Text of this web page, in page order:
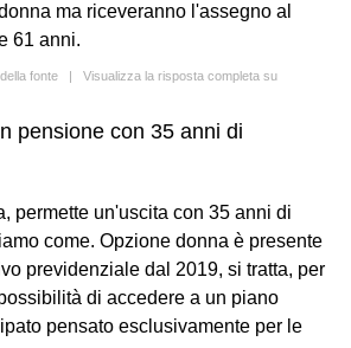
ma riceveranno l'assegno al
61 anni.
fonte | Visualizza la risposta completa su
pensione con 35 anni di
permette un'uscita con 35 anni di
come. Opzione donna è presente
previdenziale dal 2019, si tratta, per
di accedere a un piano
pensato esclusivamente per le